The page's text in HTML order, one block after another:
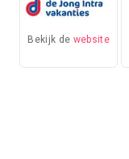
Bekijk de website